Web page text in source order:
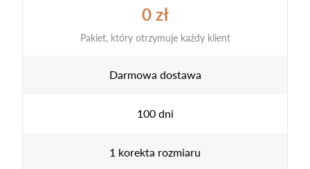
0 zł
Pakiet, który otrzymuje każdy klient
Darmowa dostawa
100 dni
1 korekta rozmiaru